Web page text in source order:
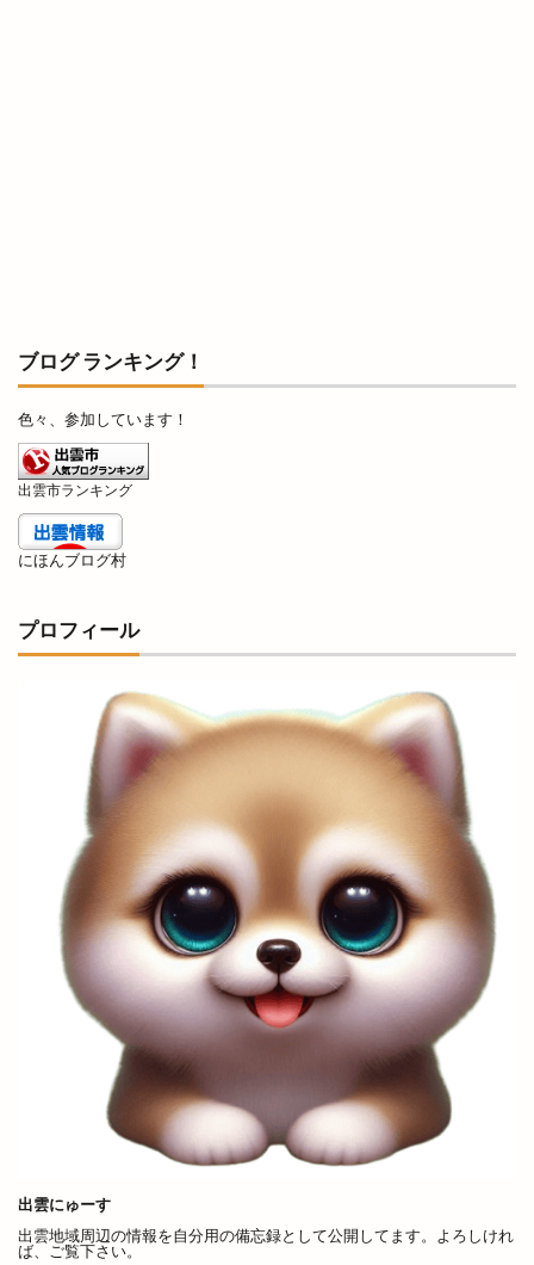
ブログ ランキング！
色々、参加しています！
出雲市ランキング
にほんブログ村
プロフィール
出雲にゅーす
出雲地域周辺の情報を自分用の備忘録として公開してます。よろしけれ
ば、ご覧下さい。